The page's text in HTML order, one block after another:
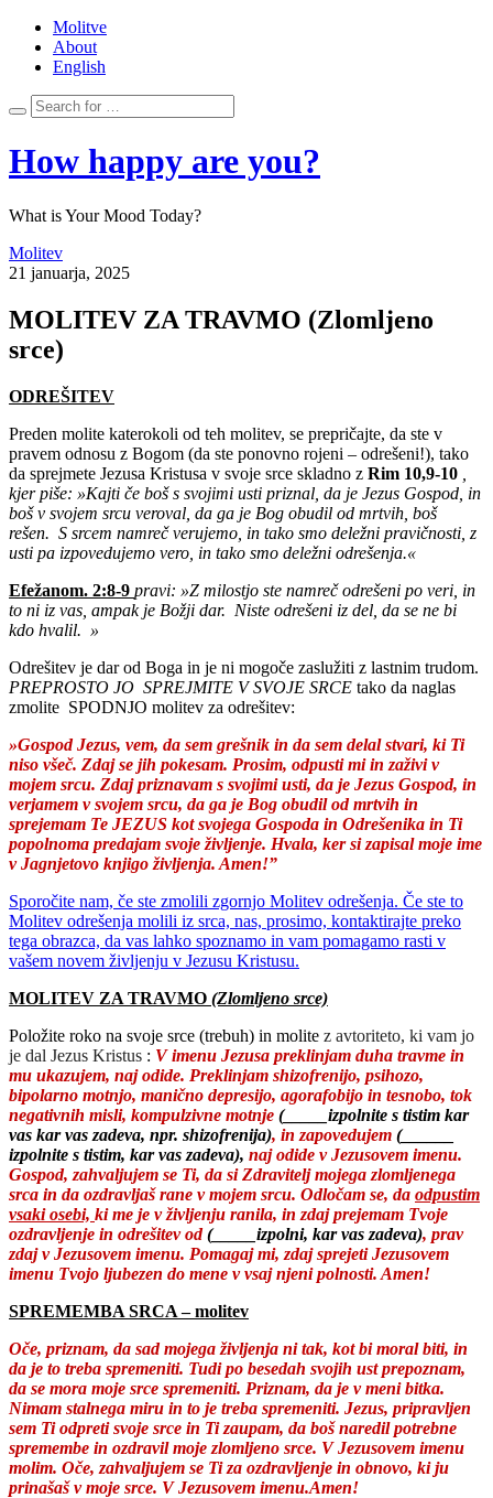
Molitve
About
English
How happy are you?
What is Your Mood Today?
Molitev
21 januarja, 2025
MOLITEV ZA TRAVMO (Zlomljeno
srce)
ODREŠITEV
Preden molite katerokoli od teh molitev, se prepričajte, da ste v
pravem odnosu z Bogom (da ste ponovno rojeni – odrešeni!), tako
da sprejmete Jezusa Kristusa v svoje srce skladno z Rim 10,9-10
kjer piše: »Kajti če boš s svojimi usti priznal, da je Jezus Gospod, in
boš v svojem srcu veroval, da ga je Bog obudil od mrtvih, boš
rešen. S srcem namreč verujemo, in tako smo deležni pravičnosti, z
usti pa izpovedujemo vero, in tako smo deležni odrešenja.«
Efežanom. 2:8-9 pravi: »Z milostjo ste namreč odrešeni po veri, in
to ni iz vas, ampak je Božji dar. Niste odrešeni iz del, da se ne bi
kdo hvalil. »
Odrešitev je dar od Boga in je ni mogoče zaslužiti z lastnim trudom.
PREPROSTO JO SPREJMITE V SVOJE SRCE tako da naglas
zmolite SPODNJO molitev za odrešitev:
»Gospod Jezus, vem, da sem grešnik in da sem delal stvari, ki Ti
niso všeč. Zdaj se jih pokesam. Prosim, odpusti mi in zaživi v
mojem srcu. Zdaj priznavam s svojimi usti, da je Jezus Gospod, in
verjamem v svojem srcu, da ga je Bog obudil od mrtvih in
sprejemam Te JEZUS kot svojega Gospoda in Odrešenika in Ti
popolnoma predajam svoje življenje. Hvala, ker si zapisal moje ime
v Jagnjetovo knjigo življenja. Amen!”
Sporočite nam, če ste zmolili zgornjo Molitev odrešenja. Če ste to
Molitev odrešenja molili iz srca, nas, prosimo, kontaktirajte preko
tega obrazca, da vas lahko spoznamo in vam pomagamo rasti v
vašem novem življenju v Jezusu Kristusu.
MOLITEV ZA TRAVMO (Zlomljeno srce)
Položite roko na svoje srce (trebuh) in molite z avtoriteto, ki vam jo
je dal Jezus Kristus : V imenu Jezusa preklinjam duha travme in
mu ukazujem, naj odide. Preklinjam shizofrenijo, psihozo,
bipolarno motnjo, manično depresijo, agorafobijo in tesnobo, tok
negativnih misli, kompulzivne motnje (_____izpolnite s tistim kar
vas kar vas zadeva, npr. shizofrenija), in zapovedujem (______
izpolnite s tistim, kar vas zadeva), naj odide v Jezusovem imenu.
Gospod, zahvaljujem se Ti, da si Zdravitelj mojega zlomljenega
srca in da ozdravljaš rane v mojem srcu. Odločam se, da odpustim
vsaki osebi, ki me je v življenju ranila, in zdaj prejemam Tvoje
ozdravljenje in odrešitev od(_____izpolni, kar vas zadeva), prav
zdaj v Jezusovem imenu. Pomagaj mi, zdaj sprejeti Jezusovem
imenu Tvojo ljubezen do mene v vsaj njeni polnosti. Amen!
SPREMEMBA SRCA – molitev
Oče, priznam, da sad mojega življenja ni tak, kot bi moral biti, in
da je to treba spremeniti. Tudi po besedah svojih ust prepoznam,
da se mora moje srce spremeniti. Priznam, da je v meni bitka.
Nimam stalnega miru in to je treba spremeniti. Jezus, pripravljen
sem Ti odpreti svoje srce in Ti zaupam, da boš naredil potrebne
spremembe in ozdravil moje zlomljeno srce. V Jezusovem imenu
molim. Oče, zahvaljujem se Ti za ozdravljenje in obnovo, ki ju
prinašaš v moje srce. V Jezusovem imenu.Amen!